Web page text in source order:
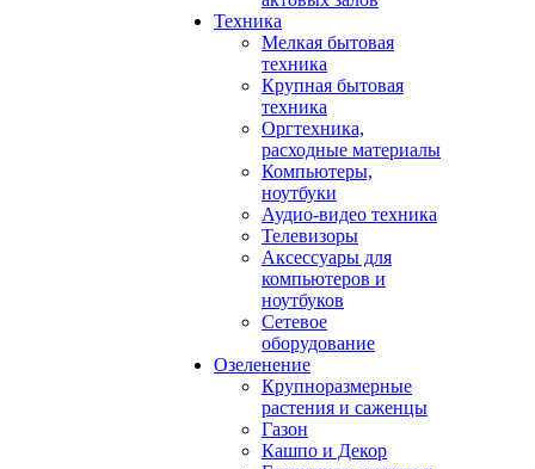
Техника
Мелкая бытовая
техника
Крупная бытовая
техника
Оргтехника,
расходные материалы
Компьютеры,
ноутбуки
Аудио-видео техника
Телевизоры
Аксессуары для
компьютеров и
ноутбуков
Сетевое
оборудование
Озеленение
Крупноразмерные
растения и саженцы
Газон
Кашпо и Декор